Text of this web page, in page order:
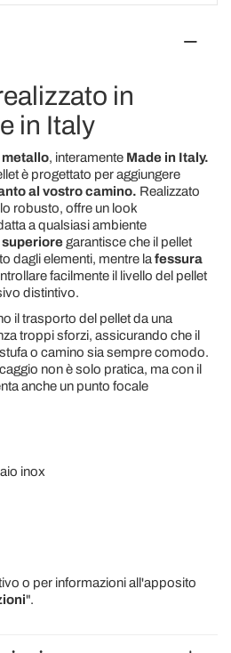
in
in Italy
metallo, interamente Made in Italy.
è progettato per aggiungere
al vostro camino. Realizzato
robusto, offre un look
a qualsiasi ambiente
garantisce che il pellet
dagli elementi, mentre la fessura
facilmente il livello del pellet
distintivo.
il trasporto del pellet da una
troppi sforzi, assicurando che il
o camino sia sempre comodo.
non è solo pratica, ma con il
anche un punto focale
inox
o per informazioni all'apposito
".